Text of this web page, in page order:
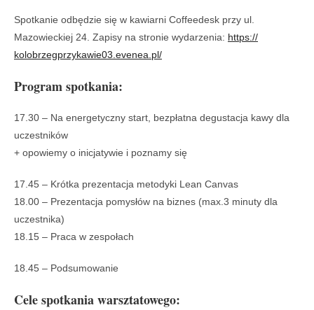
Spotkanie odbędzie się w kawiarni Coffeedesk przy ul.
Mazowieckiej 24. Zapisy na stronie wydarzenia: https://
kolobrzegprzykawie03.evenea.pl/
Program spotkania:
17.30 – Na energetyczny start, bezpłatna degustacja kawy dla
uczestników
+ opowiemy o inicjatywie i poznamy się
17.45 – Krótka prezentacja metodyki Lean Canvas
18.00 – Prezentacja pomysłów na biznes (max.3 minuty dla
uczestnika)
18.15 – Praca w zespołach
18.45 – Podsumowanie
Cele spotkania warsztatowego: